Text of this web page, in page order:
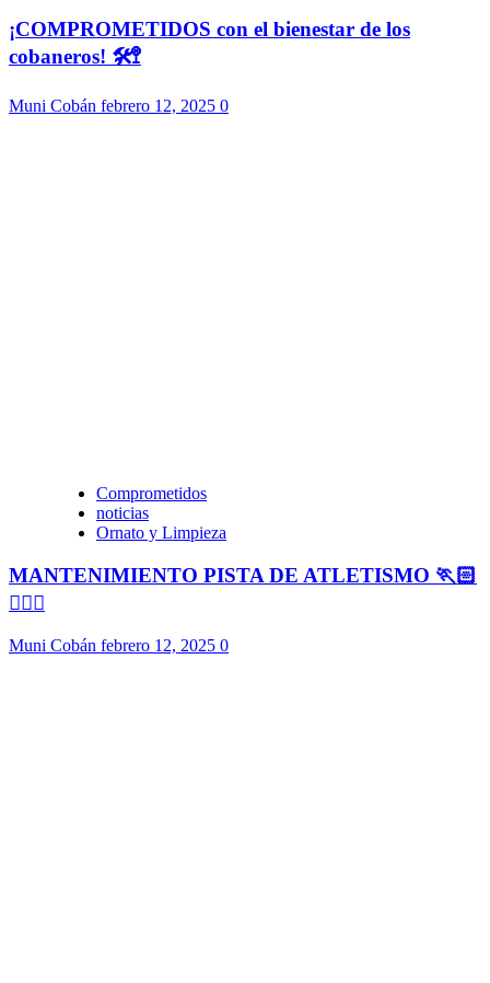
¡COMPROMETIDOS con el bienestar de los
cobaneros! 🛠️🚏
Muni Cobán febrero 12, 2025 0
Comprometidos
noticias
Ornato y Limpieza
MANTENIMIENTO PISTA DE ATLETISMO 🏃🏻
🏃🏻‍♀️
Muni Cobán febrero 12, 2025 0